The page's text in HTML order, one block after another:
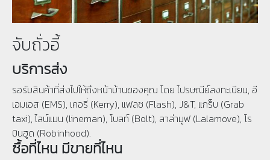
จับถั่วอี้
บริการส่ง
รอรับสินค้าที่ส่งไปให้ถึงหน้าบ้านของคุณ โดย ไปรษณีย์ลงทะเบียน, อี
เอมเอส (EMS), เคอรี่ (Kerry), แฟลช (Flash), J&T, แกร็บ (Grab
taxi), ไลน์แมน (lineman), โบลท์ (Bolt), ลาล่ามูฟ (Lalamove), โร
บินฮูด (Robinhood).
ซื้อที่ไหน มีขายที่ไหน